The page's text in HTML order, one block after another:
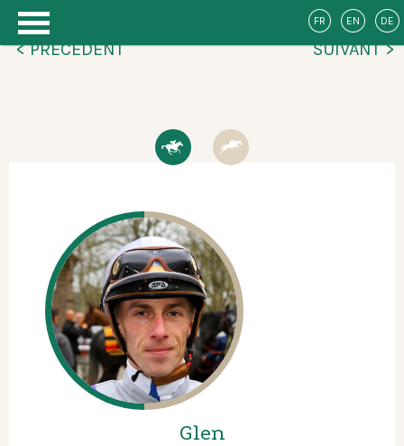
FR EN DE
< PRÉCÉDENT SUIVANT >
Glen